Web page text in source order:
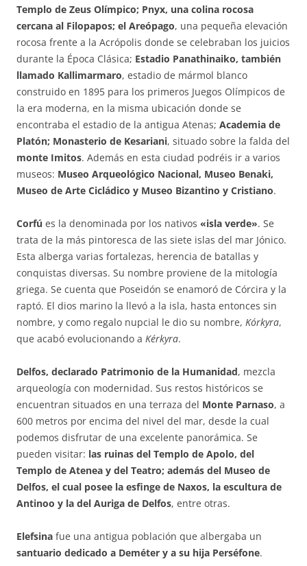
Templo de Zeus Olímpico; Pnyx, una colina rocosa
cercana al Filopapos; el Areópago, una pequeña elevación
rocosa frente a la Acrópolis donde se celebraban los juicios
durante la Época Clásica; Estadio Panathinaiko, también
llamado Kallimarmaro, estadio de mármol blanco
construido en 1895 para los primeros Juegos Olímpicos de
la era moderna, en la misma ubicación donde se
encontraba el estadio de la antigua Atenas; Academia de
Platón; Monasterio de Kesariani, situado sobre la falda del
monte Imitos. Además en esta ciudad podréis ir a varios
museos: Museo Arqueológico Nacional, Museo Benaki,
Museo de Arte Cicládico y Museo Bizantino y Cristiano.
Corfú es la denominada por los nativos «isla verde». Se
trata de la más pintoresca de las siete islas del mar Jónico.
Esta alberga varias fortalezas, herencia de batallas y
conquistas diversas. Su nombre proviene de la mitología
griega. Se cuenta que Poseidón se enamoró de Córcira y la
raptó. El dios marino la llevó a la isla, hasta entonces sin
nombre, y como regalo nupcial le dio su nombre, Kórkyra,
que acabó evolucionando a Kérkyra.
Delfos, declarado Patrimonio de la Humanidad, mezcla
arqueología con modernidad. Sus restos históricos se
encuentran situados en una terraza del Monte Parnaso, a
600 metros por encima del nivel del mar, desde la cual
podemos disfrutar de una excelente panorámica. Se
pueden visitar: las ruinas del Templo de Apolo, del
Templo de Atenea y del Teatro; además del Museo de
Delfos, el cual posee la esfinge de Naxos, la escultura de
Antinoo y la del Auriga de Delfos, entre otras.
Elefsina fue una antigua población que albergaba un
santuario dedicado a Deméter y a su hija Perséfone.